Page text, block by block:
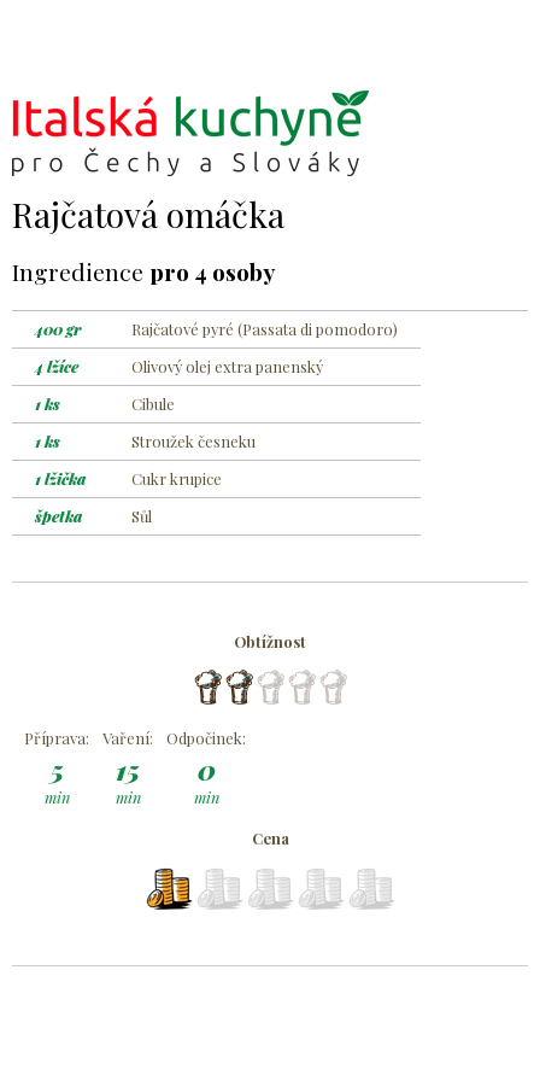
Rajčatová omáčka
Ingredience pro 4 osoby
400 gr
Rajčatové pyré (Passata di pomodoro)
4 lžíce
Olivový olej extra panenský
1 ks
Cibule
1 ks
Stroužek česneku
1 lžička
Cukr krupice
špetka
Sůl
Obtížnost
Příprava: Vaření: Odpočinek:
5
min
15
min
0
min
Cena